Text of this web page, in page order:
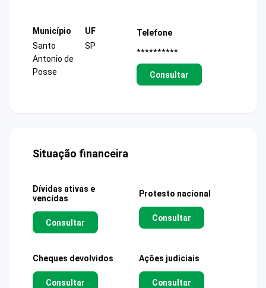
Município
Santo
Antonio de
Posse
UF
SP
Telefone
**********
Consultar
Situação financeira
Dívidas ativas e
vencidas
Consultar
Protesto nacional
Consultar
Cheques devolvidos
Consultar
Ações judiciais
Consultar